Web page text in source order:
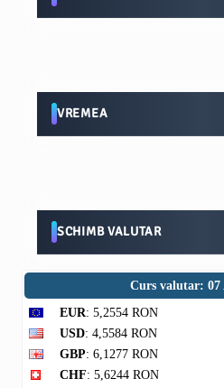
VREMEA
SCHIMB VALUTAR
Curs valutar: 07
EUR: 5,2554 RON
USD: 4,5584 RON
GBP: 6,1277 RON
CHF: 5,6244 RON